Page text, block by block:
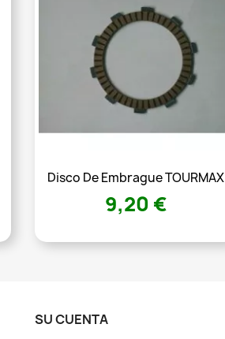
Disco De Embrague TOURMAX
9,20 €
SU CUENTA